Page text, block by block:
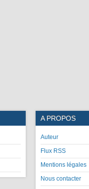
A PROPOS
Auteur
Flux RSS
Mentions légales
Nous contacter